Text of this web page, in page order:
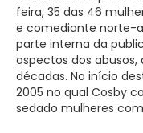
feira, 35 das 46
e comediante norte-
parte interna da
aspectos dos
décadas. No início
2005 no qual Cosby
sedado mulheres